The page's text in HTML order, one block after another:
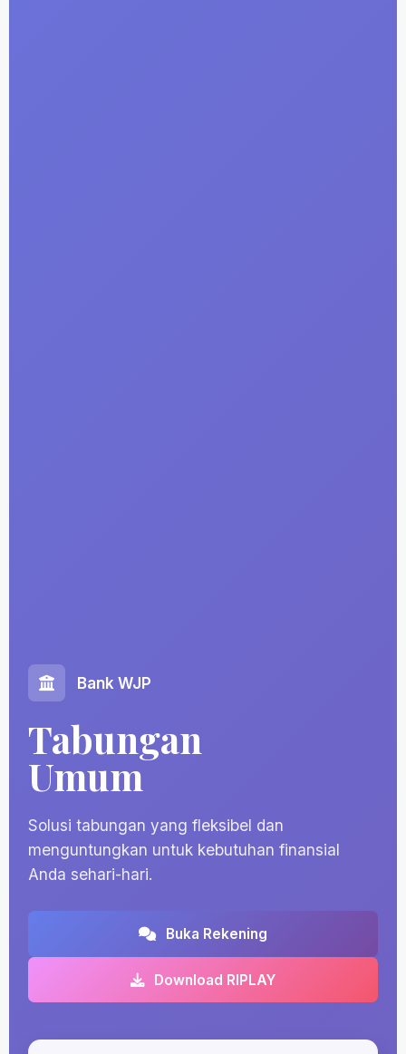
Bank WJP
Tabungan
Umum
Solusi tabungan yang fleksibel dan
menguntungkan untuk kebutuhan finansial
Anda sehari-hari.
Buka Rekening
Download RIPLAY